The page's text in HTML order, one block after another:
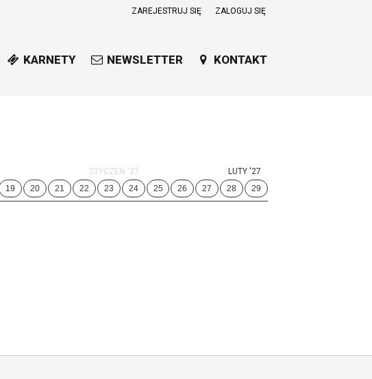
ZAREJESTRUJ SIĘ ZALOGUJ SIĘ
0,00
KARNETY NEWSLETTER KONTAKT
STYCZEŃ '27
LUTY '27
19 20 21 22 23 24 25 26 27 28 29